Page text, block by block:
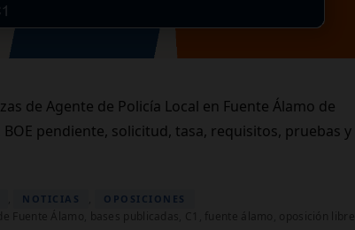
de Agente de Policía Local en Fuente Álamo de
pendiente, solicitud, tasa, requisitos, pruebas y
NOTICIAS OPOSICIONES
Fuente Álamo bases publicadas fuente álamo